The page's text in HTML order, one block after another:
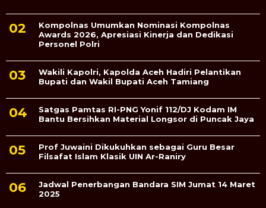
Kompolnas Umumkan Nominasi Kompolnas
Awards 2026, Apresiasi Kinerja dan Dedikasi
Personel Polri
Wakili Kapolri, Kapolda Aceh Hadiri Pelantikan
Bupati dan Wakil Bupati Aceh Tamiang
Satgas Pamtas RI-PNG Yonif 112/DJ Kodam IM
Bantu Bersihkan Material Longsor di Puncak Jaya
Prof Juwaini Dikukuhkan sebagai Guru Besar
Filsafat Islam Klasik UIN Ar-Raniry
Jadwal Penerbangan Bandara SIM Jumat 14 Maret
2025